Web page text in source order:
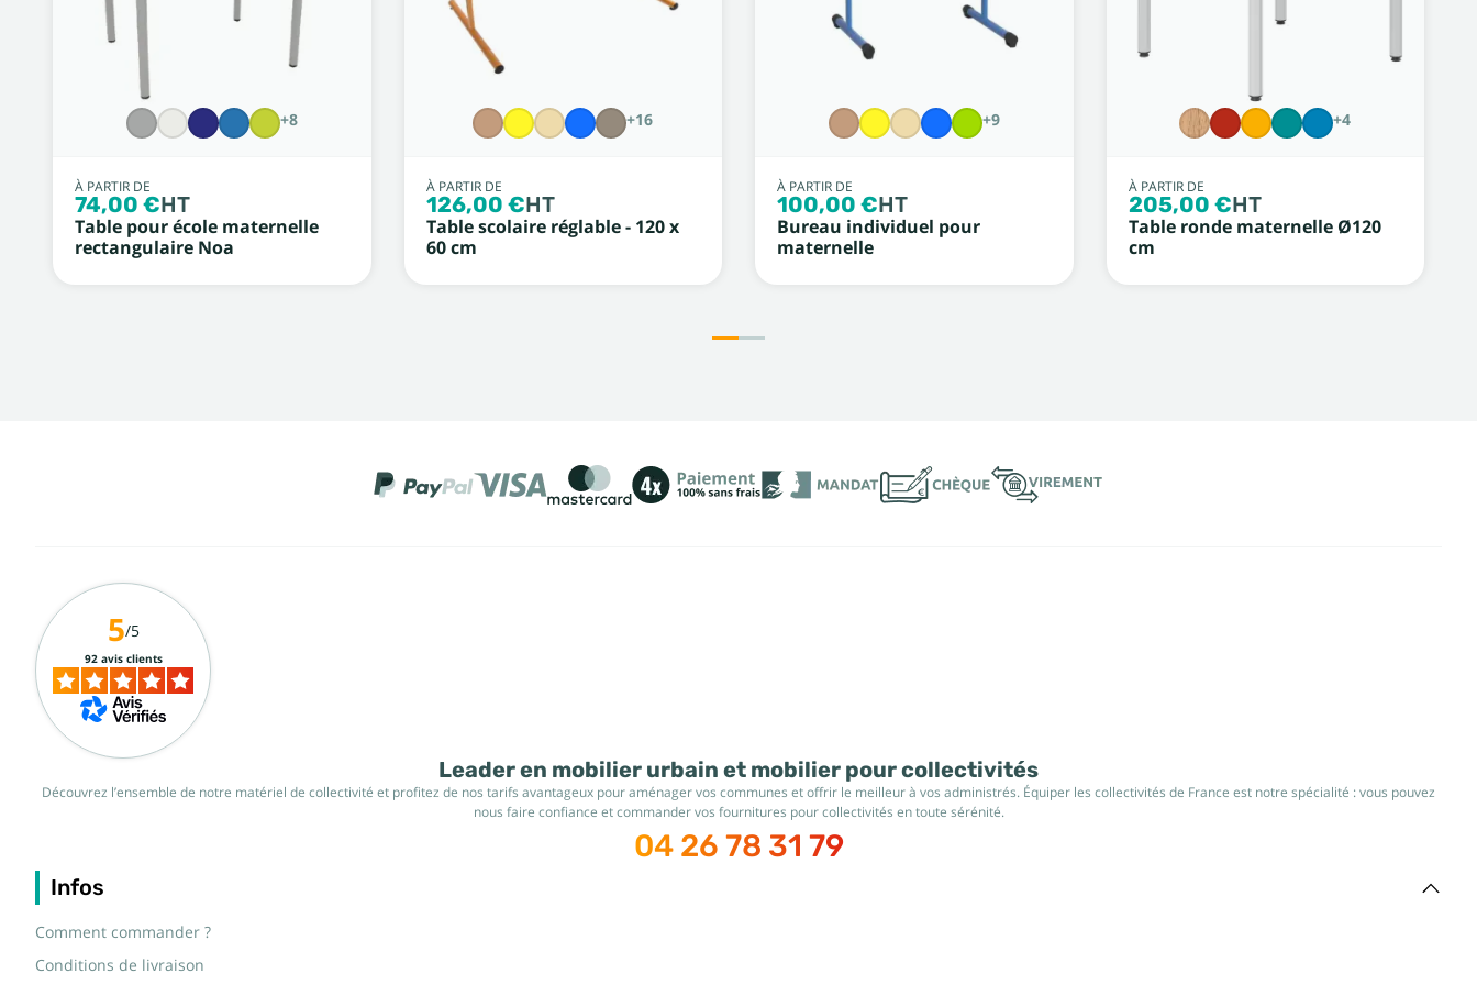
+8
À PARTIR DE
74,00 €HT
Table pour école maternelle
rectangulaire Noa
+16
À PARTIR DE
126,00 €HT
Table scolaire réglable - 120 x
60 cm
+9
À PARTIR DE
100,00 €HT
Bureau individuel pour
maternelle
+4
À PARTIR DE
205,00 €HT
Table ronde maternelle Ø120
cm
Leader en mobilier urbain et mobilier pour collectivités
Découvrez l’ensemble de notre matériel de collectivité et profitez de nos tarifs avantageux pour aménager vos communes et offrir le meilleur à vos administrés. Équiper les collectivités de France est notre spécialité : vous pouvez
nous faire confiance et commander vos fournitures pour collectivités en toute sérénité.
04 26 78 31 79
Infos
Comment commander ?
Conditions de livraison
5/5
92 avis clients